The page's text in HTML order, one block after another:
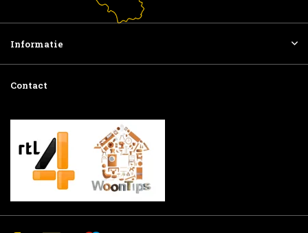
Informatie
Contact